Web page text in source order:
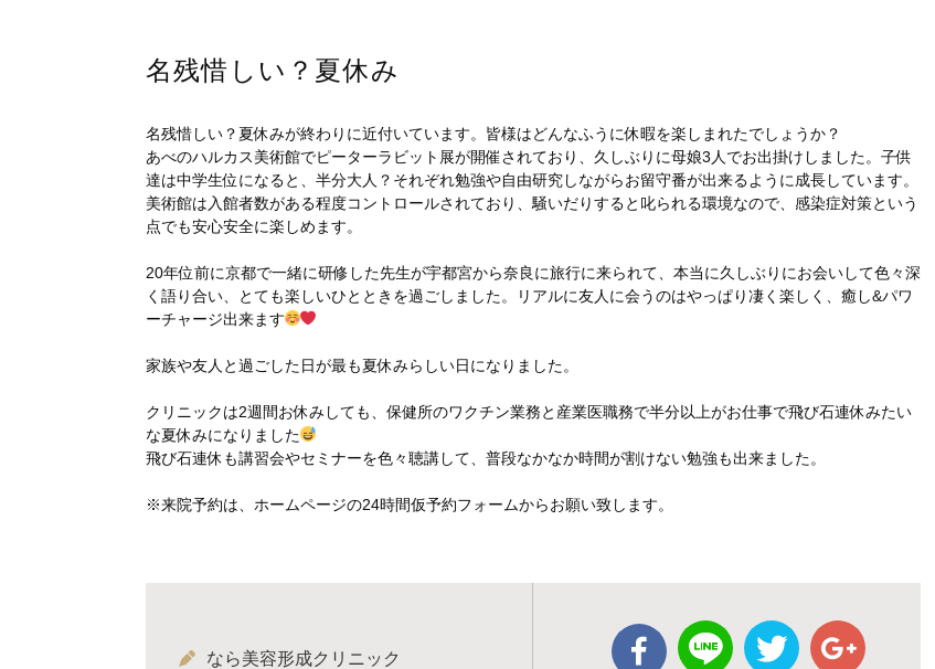
名残惜しい？夏休み
名残惜しい？夏休みが終わりに近付いています。皆様はどんなふうに休暇を楽しまれたでしょうか？
あべのハルカス美術館でピーターラビット展が開催されており、久しぶりに母娘3人でお出掛けしました。子供
達は中学生位になると、半分大人？それぞれ勉強や自由研究しながらお留守番が出来るように成長しています。
美術館は入館者数がある程度コントロールされており、騒いだりすると叱られる環境なので、感染症対策という
点でも安心安全に楽しめます。
20年位前に京都で一緒に研修した先生が宇都宮から奈良に旅行に来られて、本当に久しぶりにお会いして色々深
く語り合い、とても楽しいひとときを過ごしました。リアルに友人に会うのはやっぱり凄く楽しく、癒し&パワ
ーチャージ出来ます
家族や友人と過ごした日が最も夏休みらしい日になりました。
クリニックは2週間お休みしても、保健所のワクチン業務と産業医職務で半分以上がお仕事で飛び石連休みたい
な夏休みになりました
飛び石連休も講習会やセミナーを色々聴講して、普段なかなか時間が割けない勉強も出来ました。
※来院予約は、ホームページの24時間仮予約フォームからお願い致します。
なら美容形成クリニック